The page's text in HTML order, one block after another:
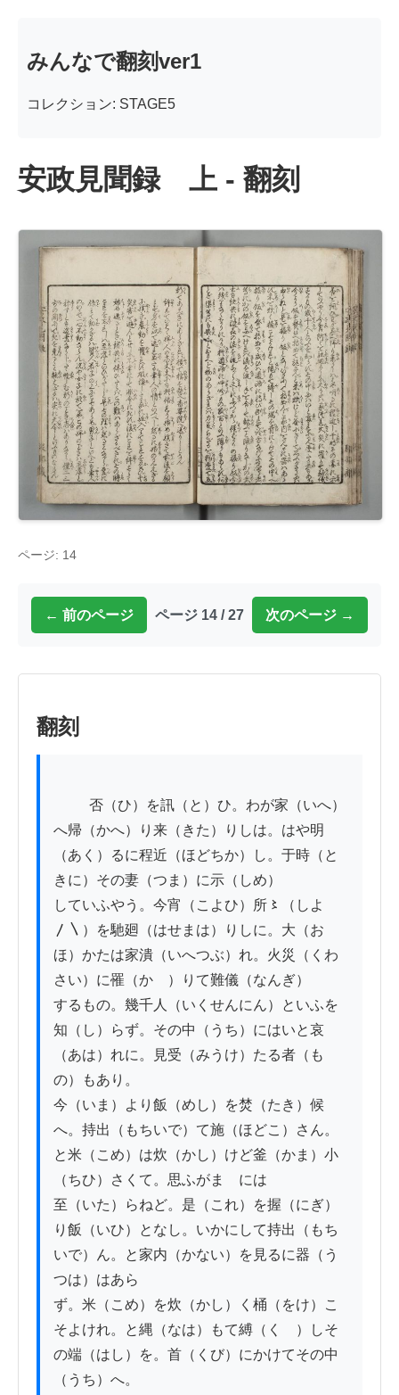
みんなで翻刻ver1
コレクション: STAGE5
安政見聞録 上 - 翻刻
ページ: 14
← 前のページ ページ 14 / 27 次のページ →
翻刻
へ帰（かへ）り来（きた）りしは。はや明
（あく）るに程近（ほどちか）し。于時（と
きに）その妻（つま）に示（しめ）
していふやう。今宵（こよひ）所〻（しよ
〳〵）を馳廻（はせまは）りしに。大（お
ほ）かたは家潰（いへつぶ）れ。火災（くわ
さい）に罹（かゝ）りて難儀（なんぎ）
するもの。幾千人（いくせんにん）といふを
知（し）らず。その中（うち）にはいと哀
（あは）れに。見受（みうけ）たる者（も
の）もあり。
今（いま）より飯（めし）を焚（たき）候
へ。持出（もちいで）て施（ほどこ）さん。
と米（こめ）は炊（かし）けど釜（かま）小
（ちひ）さくて。思ふがまゝには
至（いた）らねど。是（これ）を握（にぎ）
り飯（いひ）となし。いかにして持出（もち
いで）ん。と家内（かない）を見るに器（う
つは）はあら
ず。米（こめ）を炊（かし）く桶（をけ）こ
そよけれ。と縄（なは）もて縛（くゝ）しそ
の端（はし）を。首（くび）にかけてその中
（うち）へ。